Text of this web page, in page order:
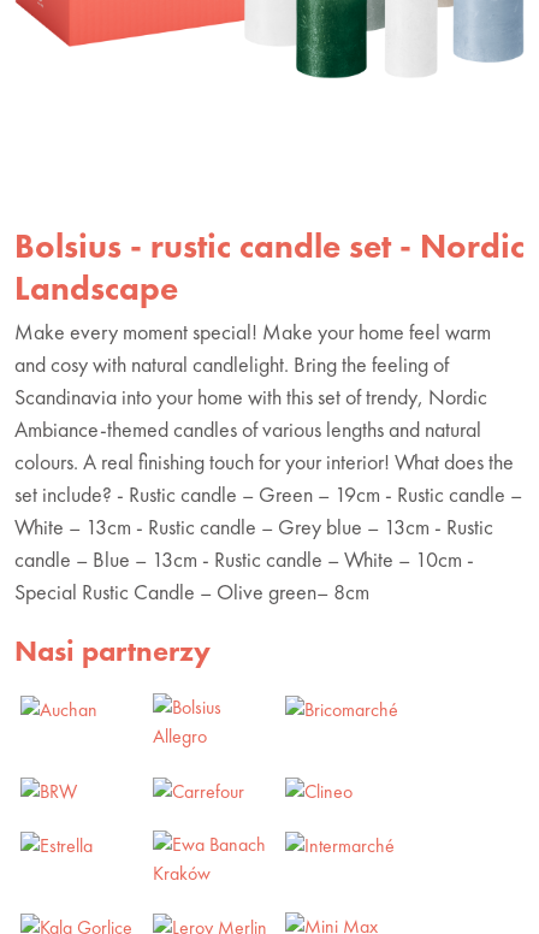
Bolsius - rustic candle set - Nordic
Landscape
Make every moment special! Make your home feel warm
and cosy with natural candlelight. Bring the feeling of
Scandinavia into your home with this set of trendy, Nordic
Ambiance-themed candles of various lengths and natural
colours. A real finishing touch for your interior! What does the
set include? - Rustic candle – Green – 19cm - Rustic candle –
White – 13cm - Rustic candle – Grey blue – 13cm - Rustic
candle – Blue – 13cm - Rustic candle – White – 10cm -
Special Rustic Candle – Olive green– 8cm
Nasi partnerzy